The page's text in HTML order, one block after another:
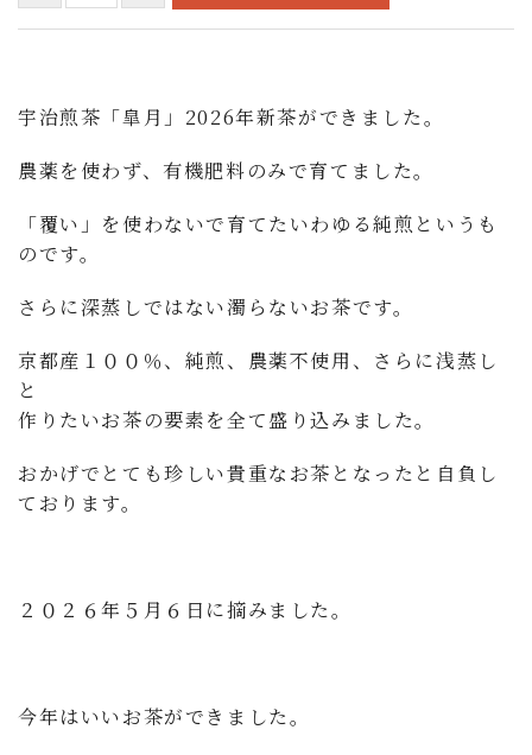
宇治煎茶「皐月」2026年新茶ができました。
農薬を使わず、有機肥料のみで育てました。
「覆い」を使わないで育てたいわゆる純煎というも
のです。
さらに深蒸しではない濁らないお茶です。
京都産１００％、純煎、農薬不使用、さらに浅蒸し
と
作りたいお茶の要素を全て盛り込みました。
おかげでとても珍しい貴重なお茶となったと自負し
ております。
２０２６年５月６日に摘みました。
今年はいいお茶ができました。